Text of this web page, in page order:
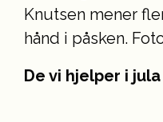
De vi hjelper i